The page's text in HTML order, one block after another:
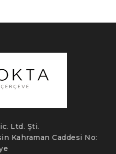
Ltd. Şti.
Kahraman Caddesi No: